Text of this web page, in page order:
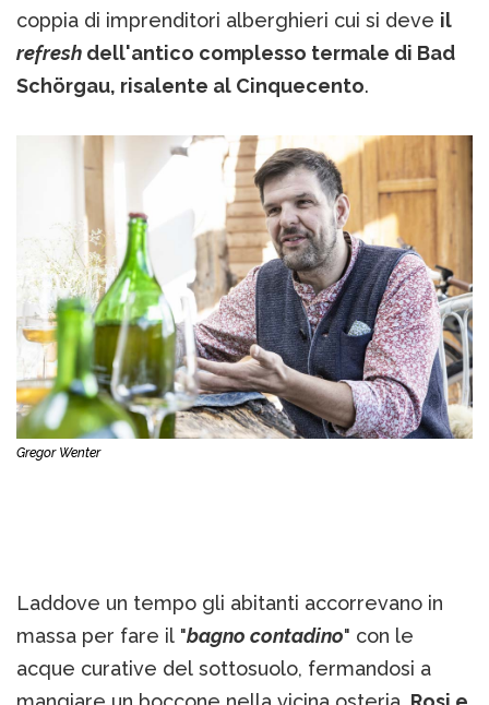
coppia di imprenditori alberghieri cui si deve il
refresh dell'antico complesso termale di Bad
Schörgau, risalente al Cinquecento.
Gregor Wenter
Laddove un tempo gli abitanti accorrevano in
massa per fare il "bagno contadino" con le
acque curative del sottosuolo, fermandosi a